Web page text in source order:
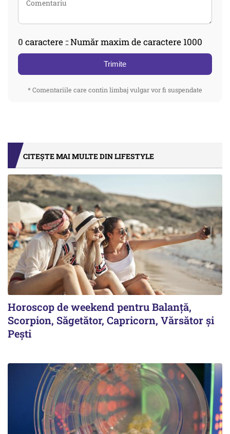
0 caractere :: Număr maxim de caractere 1000
Trimite
* Comentariile care contin limbaj vulgar vor fi suspendate
CITEȘTE MAI MULTE DIN LIFESTYLE
Horoscop de weekend pentru Balanță,
Scorpion, Săgetător, Capricorn, Vărsător și
Pești